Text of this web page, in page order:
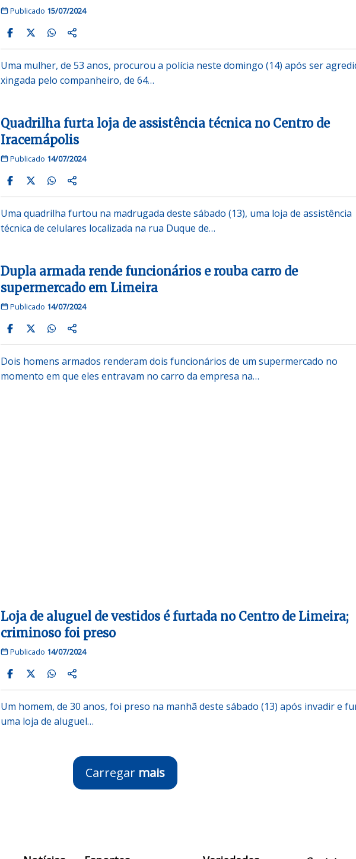
Publicado 15/07/2024
Uma mulher, de 53 anos, procurou a polícia neste domingo (14) após ser
xingada pelo companheiro, de 64…
Quadrilha furta loja de assistência técnica no Centro de
Iracemápolis
Publicado 14/07/2024
Uma quadrilha furtou na madrugada deste sábado (13), uma loja de assistência
técnica de celulares localizada na rua Duque de…
Dupla armada rende funcionários e rouba carro de
supermercado em Limeira
Publicado 14/07/2024
Dois homens armados renderam dois funcionários de um supermercado no
momento em que eles entravam no carro da empresa na…
Loja de aluguel de vestidos é furtada no Centro de Limeira;
criminoso foi preso
Publicado 14/07/2024
Um homem, de 30 anos, foi preso na manhã deste sábado (13) após invadir e
uma loja de aluguel…
Carregar mais